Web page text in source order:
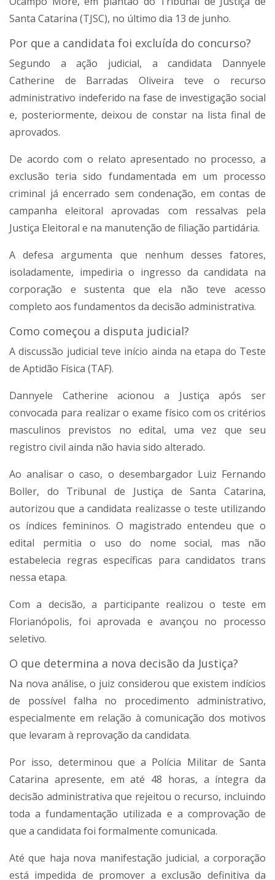
Santa Catarina (TJSC), no último dia 13 de junho.
Por que a candidata foi excluída do concurso?
Segundo a ação judicial, a candidata Dannyele
Catherine de Barradas Oliveira teve o recurso
administrativo indeferido na fase de investigação social
e, posteriormente, deixou de constar na lista final de
aprovados.
De acordo com o relato apresentado no processo, a
exclusão teria sido fundamentada em um processo
criminal já encerrado sem condenação, em contas de
campanha eleitoral aprovadas com ressalvas pela
Justiça Eleitoral e na manutenção de filiação partidária.
A defesa argumenta que nenhum desses fatores,
isoladamente, impediria o ingresso da candidata na
corporação e sustenta que ela não teve acesso
completo aos fundamentos da decisão administrativa.
Como começou a disputa judicial?
A discussão judicial teve início ainda na etapa do Teste
de Aptidão Física (TAF).
Dannyele Catherine acionou a Justiça após ser
convocada para realizar o exame físico com os critérios
masculinos previstos no edital, uma vez que seu
registro civil ainda não havia sido alterado.
Ao analisar o caso, o desembargador Luiz Fernando
Boller, do Tribunal de Justiça de Santa Catarina,
autorizou que a candidata realizasse o teste utilizando
os índices femininos. O magistrado entendeu que o
edital permitia o uso do nome social, mas não
estabelecia regras específicas para candidatos trans
nessa etapa.
Com a decisão, a participante realizou o teste em
Florianópolis, foi aprovada e avançou no processo
seletivo.
O que determina a nova decisão da Justiça?
Na nova análise, o juiz considerou que existem indícios
de possível falha no procedimento administrativo,
especialmente em relação à comunicação dos motivos
que levaram à reprovação da candidata.
Por isso, determinou que a Polícia Militar de Santa
Catarina apresente, em até 48 horas, a íntegra da
decisão administrativa que rejeitou o recurso, incluindo
toda a fundamentação utilizada e a comprovação de
que a candidata foi formalmente comunicada.
Até que haja nova manifestação judicial, a corporação
está impedida de promover a exclusão definitiva da